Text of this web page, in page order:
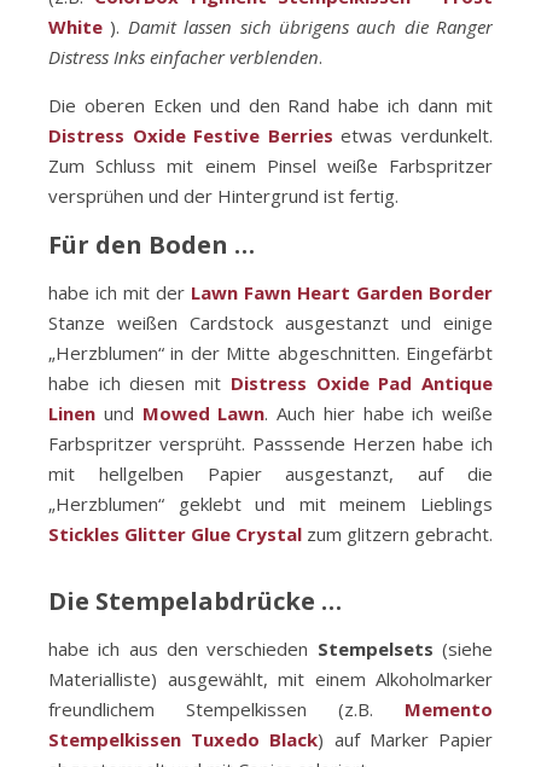
White ). Damit lassen sich übrigens auch die Ranger
Distress Inks einfacher verblenden.
Die oberen Ecken und den Rand habe ich dann mit
Distress Oxide Festive Berries etwas verdunkelt.
Zum Schluss mit einem Pinsel weiße Farbspritzer
versprühen und der Hintergrund ist fertig.
Für den Boden …
habe ich mit der Lawn Fawn Heart Garden Border
Stanze weißen Cardstock ausgestanzt und einige
„Herzblumen“ in der Mitte abgeschnitten. Eingefärbt
habe ich diesen mit Distress Oxide Pad Antique
Linen und Mowed Lawn. Auch hier habe ich weiße
Farbspritzer versprüht. Passsende Herzen habe ich
mit hellgelben Papier ausgestanzt, auf die
„Herzblumen“ geklebt und mit meinem Lieblings
Stickles Glitter Glue Crystal zum glitzern gebracht.
Die Stempelabdrücke …
habe ich aus den verschieden Stempelsets(siehe
Materialliste) ausgewählt, mit einem Alkoholmarker
freundlichem Stempelkissen (z.B. Memento
Stempelkissen Tuxedo Black) auf Marker Papier